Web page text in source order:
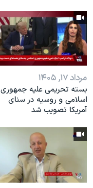
مرداد ۱۷, ۱۴۰۵
بسته تحریمی علیه جمهوری
اسلامی و روسیه در سنای
آمریکا تصویب شد